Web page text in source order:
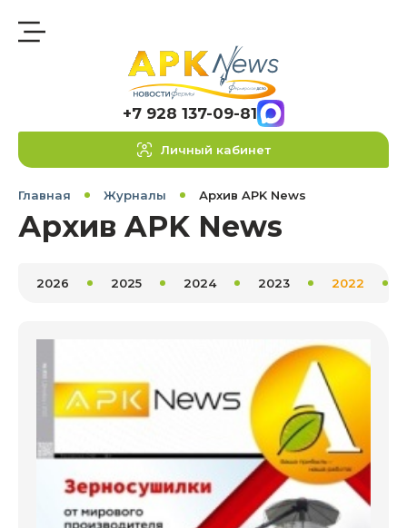
+7 928 137-09-81
Личный кабинет
Главная Журналы Архив APK News
Архив APK News
2026 2025 2024 2023 2022